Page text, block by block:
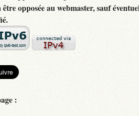
opposée au webmaster, sauf
: